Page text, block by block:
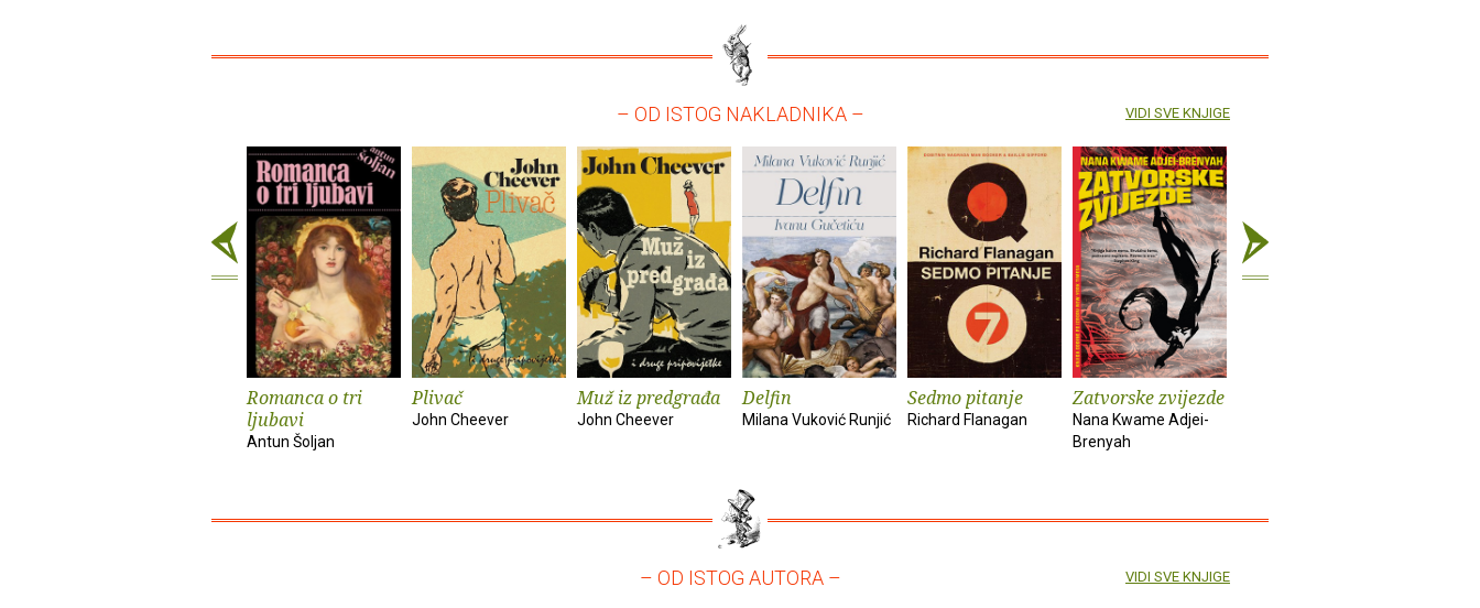
– OD ISTOG NAKLADNIKA –
Romanca o tri
ljubavi
Antun Šoljan
Plivač
John Cheever
Muž iz predgrađa
John Cheever
Delfin
Milana Vuković Runjić
Sedmo pitanje
Richard Flanagan
Zatvorske zvijezde
Nana Kwame Adjei-
Brenyah
VIDI SVE KNJIGE
– OD ISTOG AUTORA – VIDI SVE KNJIGE